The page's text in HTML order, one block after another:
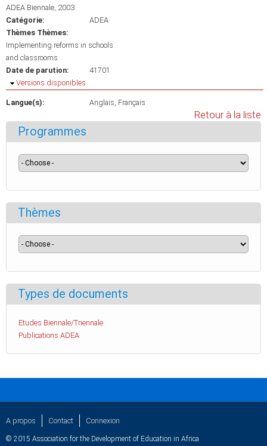
ADEA Biennale, 2003
Catégorie:
ADEA
Thèmes Thèmes:
Implementing reforms in schools
and classrooms
Date de parution:
41701
Masquer
Versions disponibles
Langue(s): Anglais Français
Retour à la liste
Programmes
Thèmes
Types de documents
Etudes Biennale/Triennale
Publications ADEA
A propos Contact Connexion
© 2015 Association for the Development of Education in Africa